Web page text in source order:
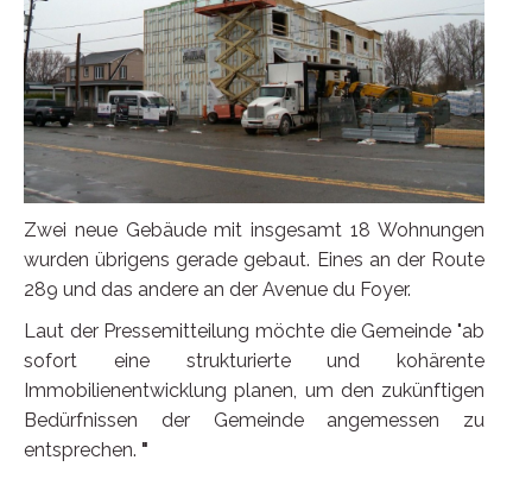
Zwei neue Gebäude mit insgesamt 18 Wohnungen
wurden übrigens gerade gebaut. Eines an der Route
289 und das andere an der Avenue du Foyer.
Laut der Pressemitteilung möchte die Gemeinde "ab
sofort eine strukturierte und kohärente
Immobilienentwicklung planen, um den zukünftigen
Bedürfnissen der Gemeinde angemessen zu
entsprechen. "